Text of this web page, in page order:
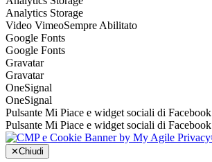
Analytics Storage
Video VimeoSempre Abilitato
Google Fonts
Google Fonts
Gravatar
Gravatar
OneSignal
OneSignal
Pulsante Mi Piace e widget sociali di Facebook
Pulsante Mi Piace e widget sociali di Facebook
✕Chiudi